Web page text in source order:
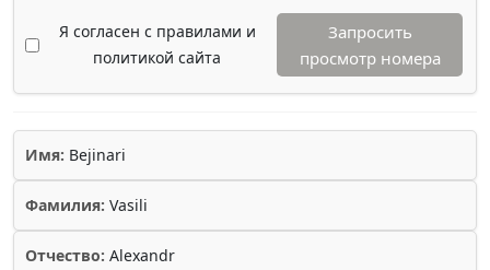
Я согласен с правилами и
политикой сайта
Запросить
просмотр номера
Имя: Bejinari
Фамилия: Vasili
Отчество: Alexandr